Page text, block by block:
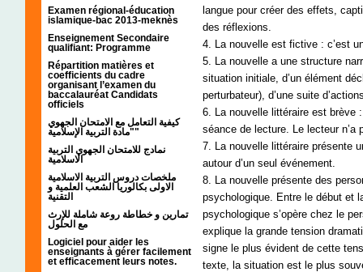
Examen régional-éducation
islamique-bac 2013-meknès
Enseignement Secondaire
qualifiant: Programme
Répartition matières et
coefficients du cadre
organisant l’examen du
baccalauréat Candidats
officiels
كيفية التعامل مع الامتحان الجهوي
"مادة التربية الإسلامية"
نمادج للامتحان الجهوي التربية
الاسلامية
ملخصات دروس التربية الاسلامية
الاولى بكالوريا الشعب العلمية و
التقنية
تمارين و خطاطة روعة شاملة للإرث
مع الحلول
Logiciel pour aider les
enseignants à gérer facilement
et efficacement leurs notes.
langue pour créer des effets,
des réflexions.
4. La nouvelle est fictive : c’est
5. La nouvelle a une structure
situation initiale, d’un élément
perturbateur), d’une suite
6. La nouvelle littéraire est brève
séance de lecture. Le lecteur n’a
7. La nouvelle littéraire présente
autour d’un seul événement.
8. La nouvelle présente des
psychologique. Entre le début et
psychologique s’opère chez le
explique la grande tension
signe le plus évident de cette
texte, la situation est le plus